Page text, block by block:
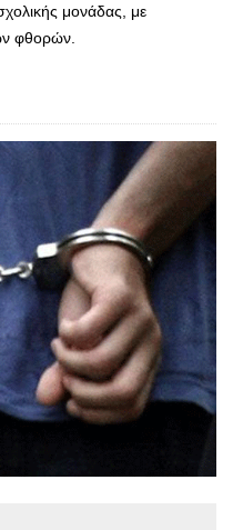
μονάδας, με
φθορών.